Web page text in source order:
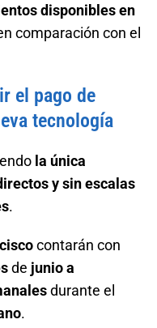
disponibles en
comparación con el
el pago de
tecnología
la única
y sin escalas
.
contarán con
de junio a
durante el
.